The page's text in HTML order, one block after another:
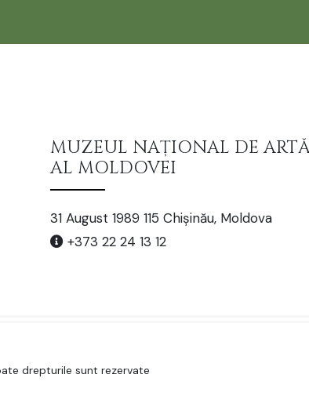
MUZEUL NAȚIONAL DE
AL MOLDOVEI
31 August 1989 115 Chișinău, Moldova
+373 22 24 13 12
drepturile sunt rezervate